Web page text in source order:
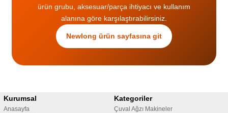
ürün grubu, aksesuar/parça ihtiyacı ve kullanım
alanına göre karşılaştırabilirsiniz.
Newlong ürün sayfasına git
Kurumsal
Anasayfa
Kategoriler
Çuval Ağzı Makineler